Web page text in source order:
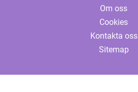
Om oss
Cookies
Kontakta oss
Sitemap